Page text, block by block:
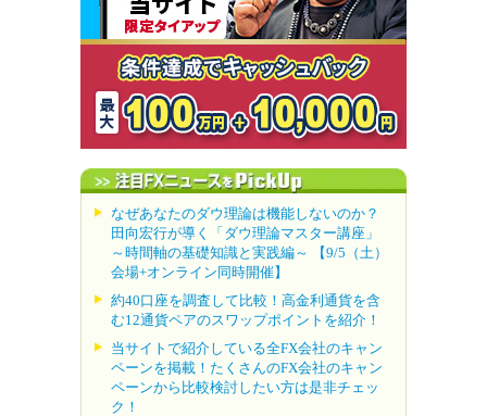
なぜあなたのダウ理論は機能しないのか？
田向宏行が導く「ダウ理論マスター講座」
～時間軸の基礎知識と実践編～ 【9/5（土）
会場+オンライン同時開催】
約40口座を調査して比較！高金利通貨を含
む12通貨ペアのスワップポイントを紹介！
当サイトで紹介している全FX会社のキャン
ペーンを掲載！たくさんのFX会社のキャン
ペーンから比較検討したい方は是非チェッ
ク！